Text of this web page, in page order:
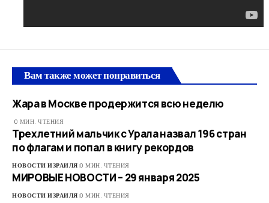
Вам также может понравиться
Жара в Москве продержится всю неделю
0 МИН. ЧТЕНИЯ
Трехлетний мальчик с Урала назвал 196 стран
по флагам и попал в книгу рекордов
НОВОСТИ ИЗРАИЛЯ 0 МИН. ЧТЕНИЯ
МИРОВЫЕ НОВОСТИ – 29 января 2025
НОВОСТИ ИЗРАИЛЯ 0 МИН. ЧТЕНИЯ